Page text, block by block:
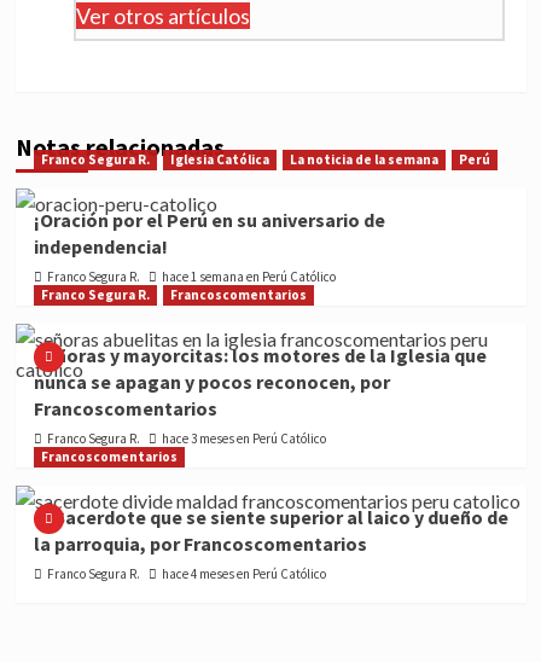
Ver otros artículos
Notas relacionadas
Franco Segura R. Iglesia Católica La noticia de la semana Perú
¡Oración por el Perú en su aniversario de
independencia!
Franco Segura R.
hace 1 semana en Perú Católico
Franco Segura R.
Francoscomentarios
Señoras y mayorcitas: los motores de la Iglesia que
nunca se apagan y pocos reconocen, por
Francoscomentarios
Franco Segura R.
hace 3 meses en Perú Católico
Francoscomentarios
El Sacerdote que se siente superior al laico y dueño de
la parroquia, por Francoscomentarios
Franco Segura R. hace 4 meses en Perú Católico